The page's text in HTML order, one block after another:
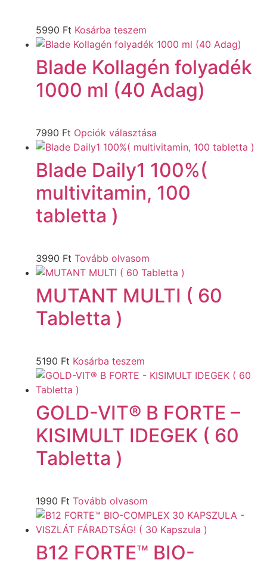
5990 Ft Kosárba teszem
Blade Kollagén folyadék
1000 ml (40 Adag)
7990 Ft Opciók választása
Blade Daily1 100%(
multivitamin, 100
tabletta )
3990 Ft Tovább olvasom
MUTANT MULTI ( 60
Tabletta )
5190 Ft Kosárba teszem
GOLD-VIT® B FORTE –
KISIMULT IDEGEK ( 60
Tabletta )
1990 Ft Tovább olvasom
B12 FORTE™ BIO-